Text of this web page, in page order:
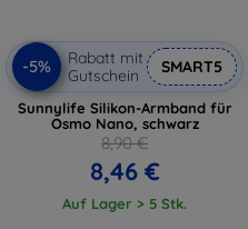
-5%
Rabatt mit
Gutschein
SMART5
Sunnylife Silikon-Armband für
Osmo Nano, schwarz
8,90 €
8,46 €
Auf Lager > 5 Stk.